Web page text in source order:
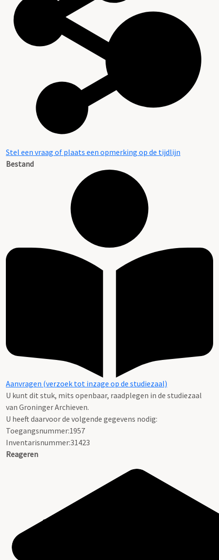
Stel een vraag of plaats een opmerking op de tijdlijn
Bestand
Aanvragen (verzoek tot inzage op de studiezaal)
U kunt dit stuk, mits openbaar, raadplegen in de studiezaal
van Groninger Archieven.
U heeft daarvoor de volgende gegevens nodig:
Toegangsnummer:1957
Inventarisnummer:31423
Reageren